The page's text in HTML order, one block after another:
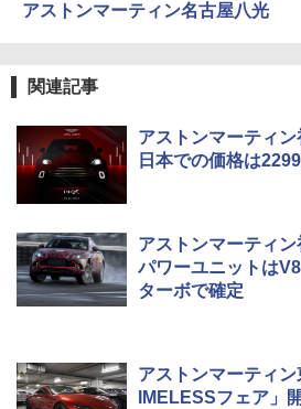
アストンマーティン名古屋八光
関連記事
アストンマーティン
日本での価格は
アストンマーティン
パワーユニットは
ターボで確定
アストンマーティ
IMELESSフェア」